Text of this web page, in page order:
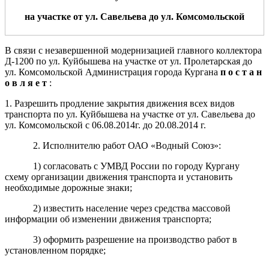
на участке от ул. Савельева до ул. Комсомольской
В связи с незавершенной модернизацией главного коллектора
Д-1200 по ул. Куйбышева на участке от ул. Пролетарская до
ул. Комсомольской Администрация города Кургана п о с т а н
о в л я е т :
1. Разрешить продление закрытия движения всех видов
транспорта по ул. Куйбышева на участке от ул. Савельева до
ул. Комсомольской с 06.08.2014г. до 20.08.2014 г.
2. Исполнителю работ ОАО «Водный Союз»:
1) согласовать с УМВД России по городу Кургану
схему организации движения транспорта и установить
необходимые дорожные знаки;
2) известить население через средства массовой
информации об изменении движения транспорта;
3) оформить разрешение на производство работ в
установленном порядке;